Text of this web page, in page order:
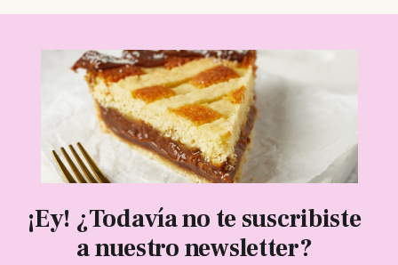
¡Ey! ¿Todavía no te suscribiste
a nuestro newsletter?